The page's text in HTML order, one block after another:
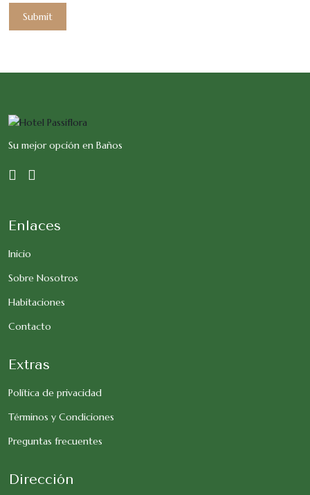
Su mejor opción en Baños
Enlaces
Inicio
Sobre Nosotros
Habitaciones
Contacto
Extras
Política de privacidad
Términos y Condiciones
Preguntas frecuentes
Dirección